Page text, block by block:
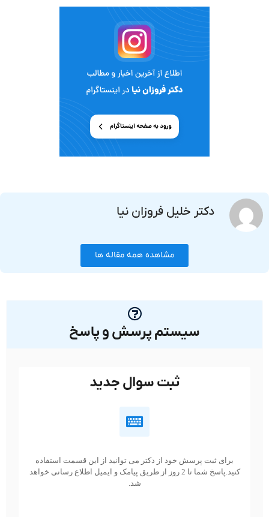
دکتر خلیل فروزان نیا
مشاهده همه مقاله ها
سیستم پرسش و پاسخ
ثبت سوال جدید
برای ثبت پرسش خود از دکتر می توانید از این قسمت استفاده
کنید.پاسخ شما تا 2 روز از طریق پیامک و ایمیل اطلاع رسانی خواهد
شد.